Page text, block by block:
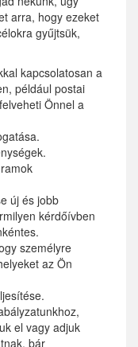
arra, hogy ezeket
gyűjtsük,
kapcsolatosan a
például postai
Önnel a
új és jobb
kérdőívben
személyre
az Ön
el vagy adjuk
bár